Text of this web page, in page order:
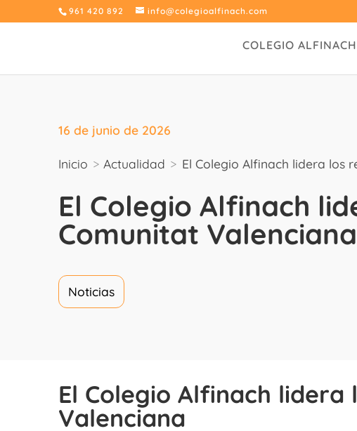
961 420 892 info@colegioalfinach.com
COLEGIO ALFINACH
16 de junio de 2026
Inicio > Actualidad > El Colegio Alfinach lidera los
El Colegio Alfinach
Comunitat Valenciana
Noticias
El Colegio Alfinach lidera
Valenciana